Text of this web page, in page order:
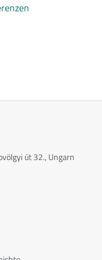
út 32., Ungarn